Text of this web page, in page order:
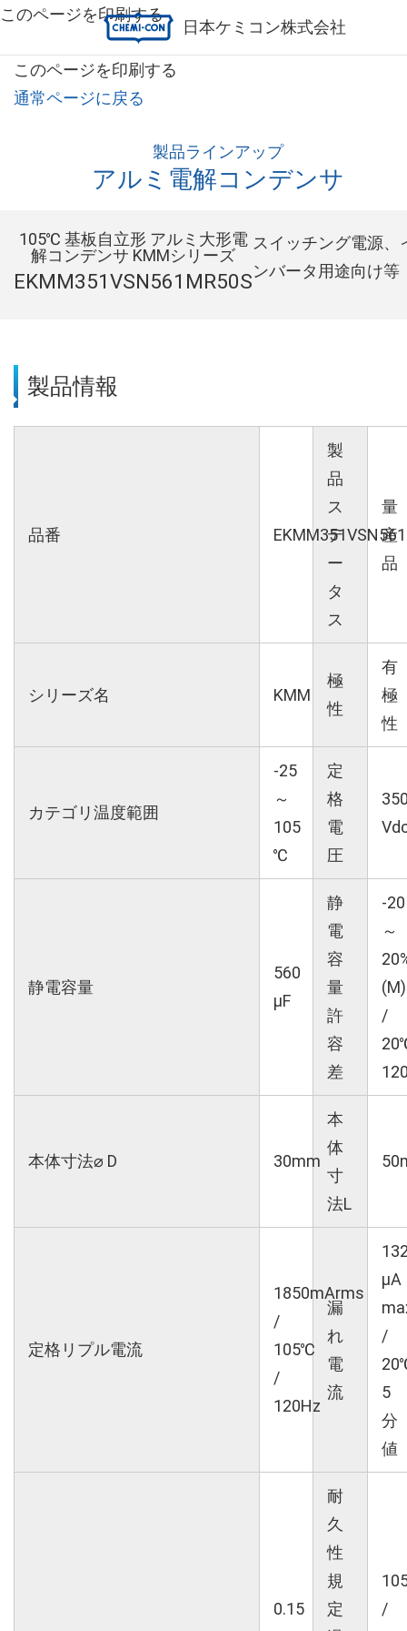
日本ケミコン株式会社
このページを印刷する
製品ラインアップ
アルミ電解コンデンサ
105℃ 基板自立形 アルミ大形電
解コンデンサ KMMシリーズ
EKMM351VSN561MR50S
スイッチング電源、
ンバータ用途向け等
製品情報
品番
製
品
ス
テ
ー
タ
ス
量
産
品
シリーズ名 KMM
極
性
有
極
性
カテゴリ温度範囲
-25
～
105
℃
定
格
電
圧
静電容量
560
µF
静
電
容
量
許
容
差
-20
～
(M)
/
本体寸法⌀ D 30mm
本
体
寸
法L
定格リプル電流
1850mArms
/
105℃
/
120Hz
漏
れ
電
流
μA
/
5
分
値
0.15
耐
久
性
規
定
/
このページを印刷する
通常ページに戻る